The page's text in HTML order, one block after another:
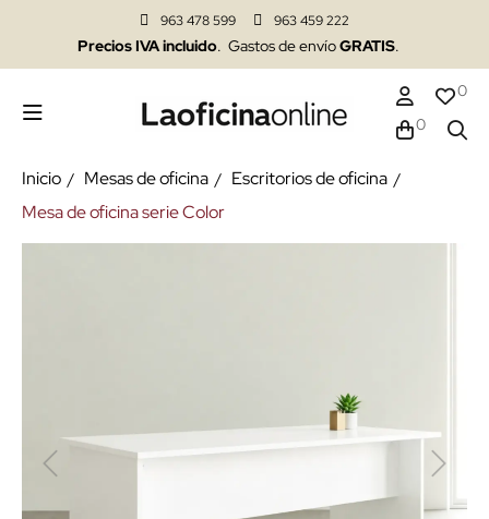
963 478 599 963 459 222
Precios IVA incluido. Gastos de envíoGRATIS.
0
0
Inicio Mesas de oficina
Escritorios de oficina
Mesa de oficina serie Color